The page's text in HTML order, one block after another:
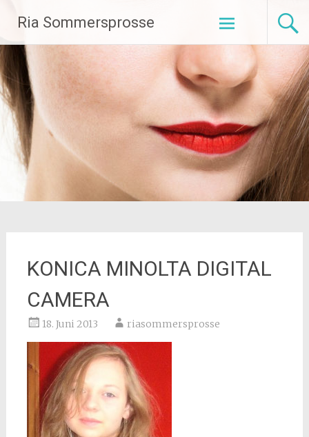
Inhalt
springen
Ria Sommersprosse
KONICA MINOLTA DIGITAL
CAMERA
18. Juni 2013 riasommersprosse